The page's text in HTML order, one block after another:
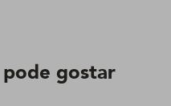
gostar